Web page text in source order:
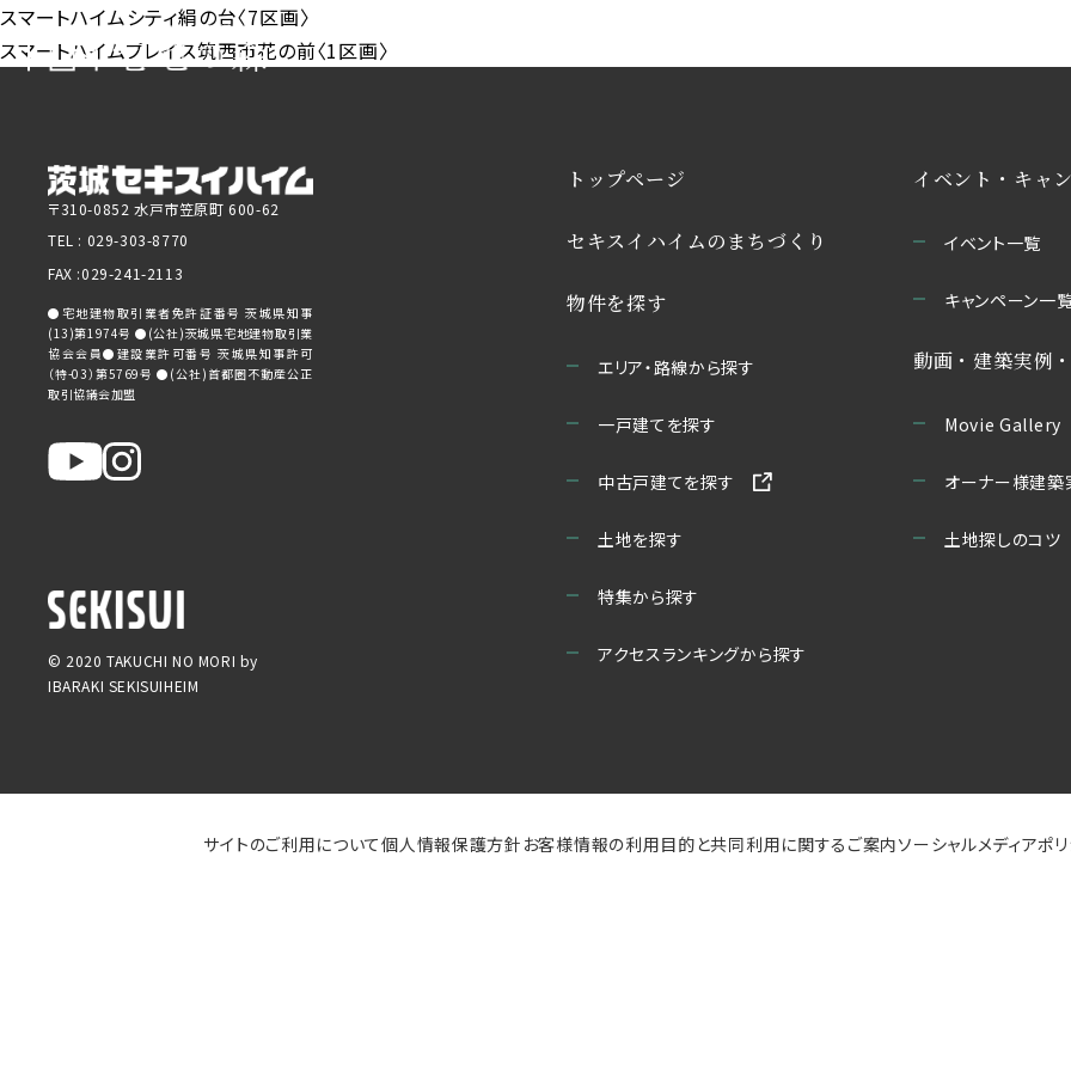
スマートハイムシティ絹の台〈7区画〉
スマートハイムプレイス筑西市花の前〈1区画〉
〒310-0852 水戸市笠原町 600-62
TEL : 029-303-8770
FAX :029-241-2113
●宅地建物取引業者免許証番号 茨城県知事
(13)第1974号 ●(公社)茨城県宅地建物取引業
協会会員●建設業許可番号 茨城県知事許可
（特-03）第5769号 ●(公社)首都圏不動産公正
取引協議会加盟
© 2020 TAKUCHI NO MORI by
IBARAKI SEKISUIHEIM
トップページ
セキスイハイムのまちづくり
物件を探す
エリア・路線から探す
一戸建てを探す
中古戸建てを探す
土地を探す
特集から探す
アクセスランキングから探す
イベント・キャ
イベント一覧
キャンペーン一
動画・建築実例
Movie Gallery
オーナー様建築
土地探しのコツ
サイトのご利用について個人情報保護方針 お客様情報の利用目的と共同利用に関するご案内ソーシャルメディアポ